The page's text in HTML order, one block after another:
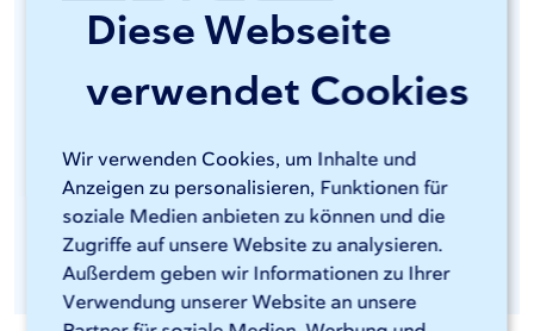
Diese Webseite
verwendet Cookies
Wir verwenden Cookies, um Inhalte und
Anzeigen zu personalisieren, Funktionen für
soziale Medien anbieten zu können und die
Zugriffe auf unsere Website zu analysieren.
Außerdem geben wir Informationen zu Ihrer
Verwendung unserer Website an unsere
Metallprodukte. Gehen Sie zu IhremSophia®-
Zugangsdaten an. In Sophia® können Sie an
eine neue Anwendung starten. Laden Sie Ihre
STEP-, DWG/DXF- oder TUB-Datei hoch.
Sophia® erkennt die Teile in den Baugruppen
und prüft sie auf Machbarkeit.